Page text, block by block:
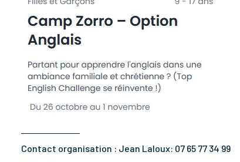
Contact organisation : Jean Laloux: 07 65 77 34 99